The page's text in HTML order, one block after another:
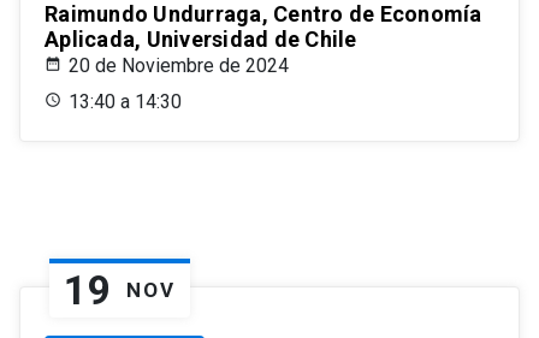
Raimundo Undurraga, Centro de Economía
Aplicada, Universidad de Chile
20 de Noviembre de 2024
13:40 a 14:30
19 NOV